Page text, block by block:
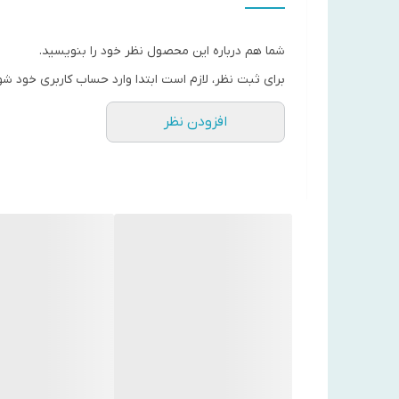
شما هم درباره این محصول نظر خود را بنویسید.
برای ثبت نظر، لازم است ابتدا وارد حساب کاربری خود
افزودن نظر